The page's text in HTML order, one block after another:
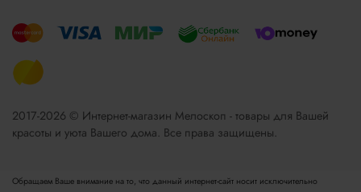
2017-2026 © Интернет-магазин Мелоскоп - товары для Вашей
красоты и уюта Вашего дома. Все права защищены.
Обращаем Ваше внимание на то, что данный интернет-сайт носит исключительно